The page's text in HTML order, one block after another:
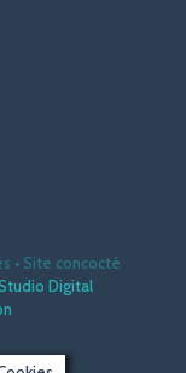
• Site concocté
Digital